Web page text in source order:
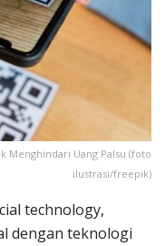
Menghindari Uang Palsu (foto
ilustrasi/freepik)
technology,
dengan teknologi